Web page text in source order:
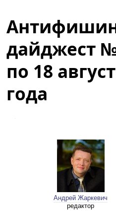
дайджест №
по 18
года
Андрей Жаркевич
редактор